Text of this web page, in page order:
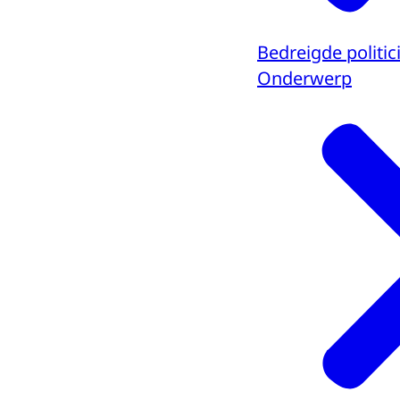
Bedreigde politici
Onderwerp